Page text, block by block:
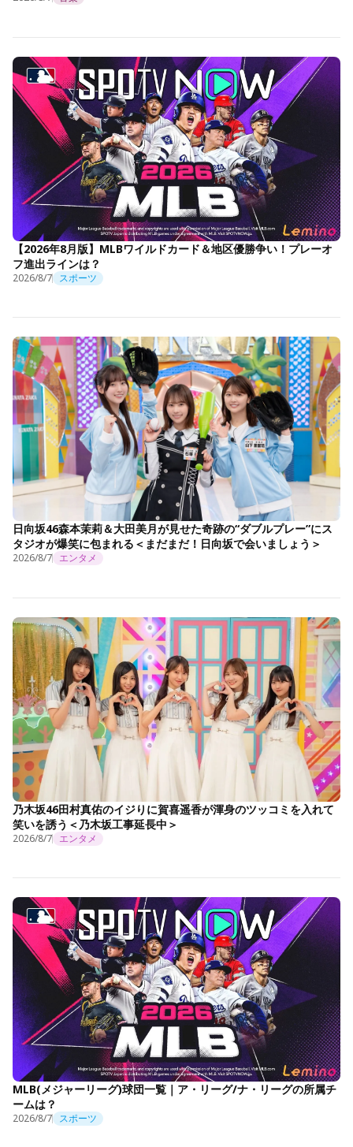
【2026年8月版】MLBワイルドカード＆地区優勝争い！プレーオ
フ進出ラインは？
2026/8/7 スポーツ
日向坂46森本茉莉＆大田美月が見せた奇跡の“ダブルプレー”にス
タジオが爆笑に包まれる＜まだまだ！日向坂で会いましょう＞
2026/8/7 エンタメ
乃木坂46田村真佑のイジりに賀喜遥香が渾身のツッコミを入れて
笑いを誘う＜乃木坂工事延長中＞
2026/8/7 エンタメ
MLB(メジャーリーグ)球団一覧｜ア・リーグ/ナ・リーグの所属チ
ームは？
2026/8/7 スポーツ